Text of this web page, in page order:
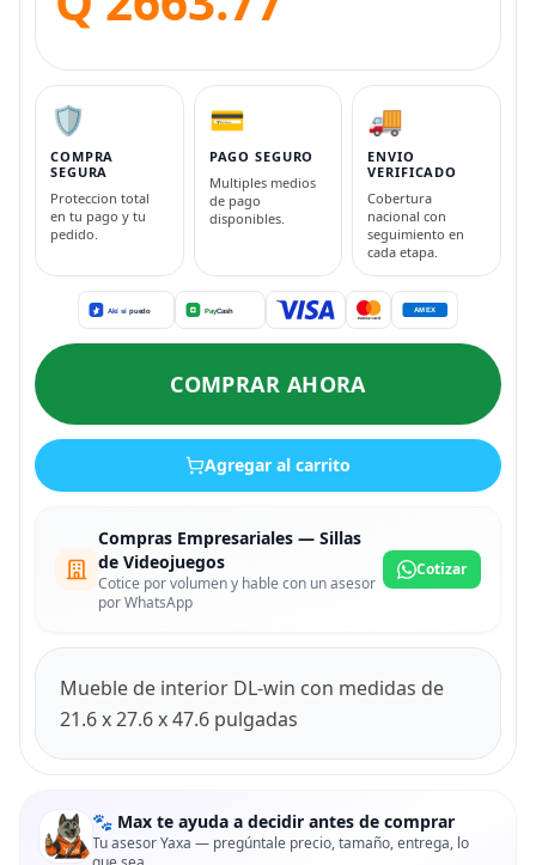
🛡️
COMPRA
SEGURA
Proteccion total
en tu pago y tu
pedido.
💳
PAGO SEGURO
Multiples medios
de pago
disponibles.
🚚
ENVIO
VERIFICADO
Cobertura
nacional con
seguimiento en
cada etapa.
COMPRAR AHORA
Agregar al carrito
Compras Empresariales — Sillas
de Videojuegos
Cotice por volumen y hable con un asesor
por WhatsApp
Cotizar
Mueble de interior DL-win con medidas de
21.6 x 27.6 x 47.6 pulgadas
🐾 Max te ayuda a decidir antes de comprar
Tu asesor Yaxa — pregúntale precio, tamaño, entrega, lo